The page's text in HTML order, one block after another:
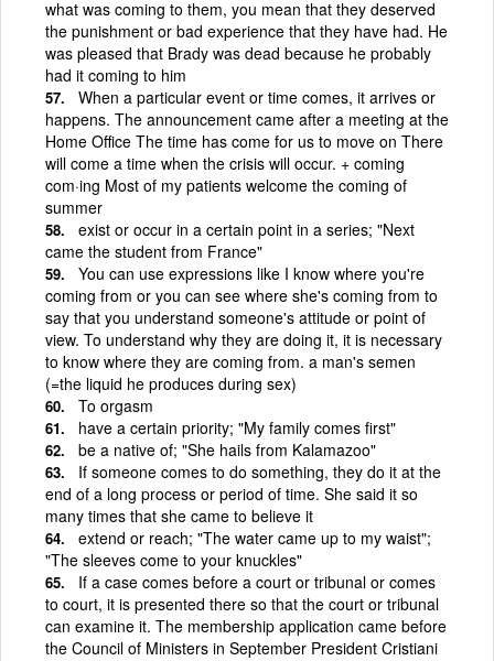
what was coming to them, you mean that they deserved
the punishment or bad experience that they have had. He
was pleased that Brady was dead because he probably
had it coming to him
When a particular event or time comes, it arrives or
happens. The announcement came after a meeting at the
Home Office The time has come for us to move on There
will come a time when the crisis will occur. + coming
com·ing Most of my patients welcome the coming of
summer
exist or occur in a certain point in a series; "Next
came the student from France"
You can use expressions like I know where you're
coming from or you can see where she's coming from to
say that you understand someone's attitude or point of
view. To understand why they are doing it, it is necessary
to know where they are coming from. a man's semen
(=the liquid he produces during sex)
To orgasm
have a certain priority; "My family comes first"
be a native of; "She hails from Kalamazoo"
If someone comes to do something, they do it at the
end of a long process or period of time. She said it so
many times that she came to believe it
extend or reach; "The water came up to my waist";
"The sleeves come to your knuckles"
If a case comes before a court or tribunal or comes
to court, it is presented there so that the court or tribunal
can examine it. The membership application came before
the Council of Ministers in September President Cristiani